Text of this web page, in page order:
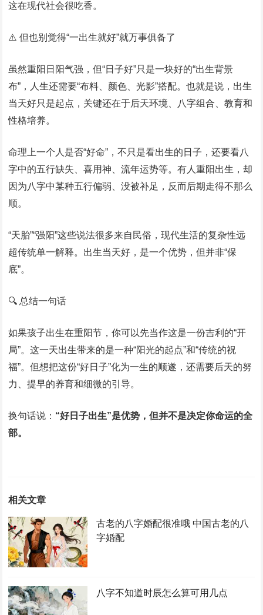
这在现代社会很吃香。
⚠️ 但也别觉得“一出生就好”就万事俱备了
虽然重阳日阳气强，但“日子好”只是一块好的“出生背景
布”，人生还需要“布料、颜色、光影”搭配。也就是说，出生
当天好只是起点，关键还在于后天环境、八字组合、教育和
性格培养。
命理上一个人是否“好命”，不只是看出生的日子，还要看八
字中的五行缺失、喜用神、流年运势等。有人重阳出生，却
因为八字中某种五行偏弱、没被补足，反而后期走得不那么
顺。
“天胎”“强阳”这些说法很多来自民俗，现代生活的复杂性远
超传统单一解释。出生当天好，是一个优势，但并非“保
底”。
🔍 总结一句话
如果孩子出生在重阳节，你可以先当作这是一份吉利的“开
局”。这一天出生带来的是一种“阳光的起点”和“传统的祝
福”。但想把这份“好日子”化为一生的顺遂，还需要后天的努
力、提早的养育和细微的引导。
换句话说： “好日子出生”是优势，但并不是决定你命运的全
部。
相关文章
古老的八字婚配很准哦 中国古老的八
字婚配
八字不知道时辰怎么算可用几点